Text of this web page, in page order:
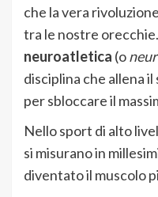
che la vera
tra le nostre
neuroatletica (o
disciplina che allena
per sbloccare il
Nello sport di alto
si misurano in
diventato il muscolo